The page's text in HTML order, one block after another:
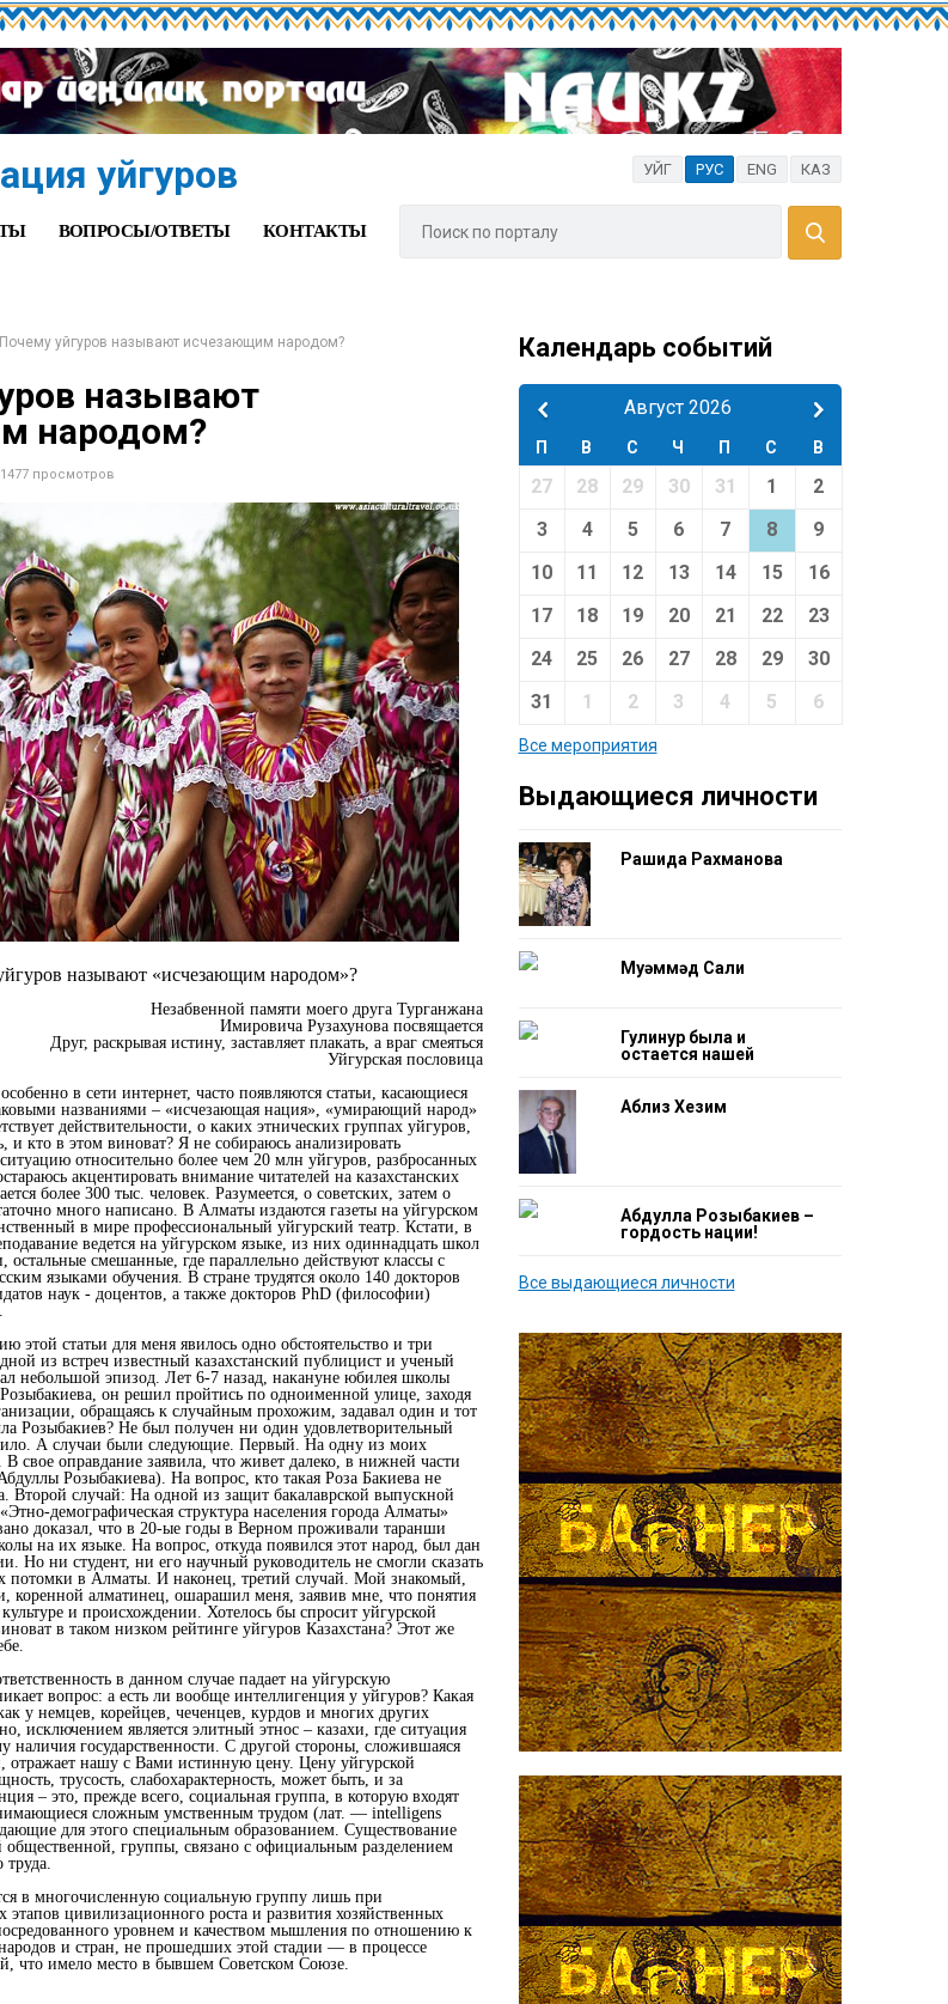
уйгуров УЙГ РУС ENG КАЗ
ВОПРОСЫ/ОТВЕТЫ КОНТАКТЫ
Почему уйгуров называют исчезающим народом?
называют
народом?
просмотров
называют «исчезающим народом»?
Незабвенной памяти моего друга Турганжана
Имировича Рузахунова посвящается
Друг, раскрывая истину, заставляет плакать, а враг смеяться
Уйгурская пословица
в сети интернет, часто появляются статьи, касающиеся
названиями – «исчезающая нация», «умирающий народ»
действительности, о каких этнических группах уйгуров,
и кто в этом виноват? Я не собираюсь анализировать
относительно более чем 20 млн уйгуров, разбросанных
акцентировать внимание читателей на казахстанских
более 300 тыс. человек. Разумеется, о советских, затем о
много написано. В Алматы издаются газеты на уйгурском
в мире профессиональный уйгурский театр. Кстати, в
ведется на уйгурском языке, из них одиннадцать школ
остальные смешанные, где параллельно действуют классы с
языками обучения. В стране трудятся около 140 докторов
наук - доцентов, а также докторов PhD (философии)
этой статьи для меня явилось одно обстоятельство и три
из встреч известный казахстанский публицист и ученый
небольшой эпизод. Лет 6-7 назад, накануне юбилея школы
он решил пройтись по одноименной улице, заходя
обращаясь к случайным прохожим, задавал один и тот
Розыбакиев? Не был получен ни один удовлетворительный
А случаи были следующие. Первый. На одну из моих
В свое оправдание заявила, что живет далеко, в нижней части
Розыбакиева). На вопрос, кто такая Роза Бакиева не
Второй случай: На одной из защит бакалаврской выпускной
демографическая структура населения города Алматы»
доказал, что в 20-ые годы в Верном проживали таранши
на их языке. На вопрос, откуда появился этот народ, был дан
Но ни студент, ни его научный руководитель не смогли сказать
потомки в Алматы. И наконец, третий случай. Мой знакомый,
коренной алматинец, ошарашил меня, заявив мне, что понятия
и происхождении. Хотелось бы спросит уйгурской
в таком низком рейтинге уйгуров Казахстана? Этот же
в данном случае падает на уйгурскую
вопрос: а есть ли вообще интеллигенция у уйгуров? Какая
у немцев, корейцев, чеченцев, курдов и многих других
исключением является элитный этнос – казахи, где ситуация
наличия государственности. С другой стороны, сложившаяся
отражает нашу с Вами истинную цену. Цену уйгурской
трусость, слабохарактерность, может быть, и за
– это, прежде всего, социальная группа, в которую входят
сложным умственным трудом (лат. — intelligens
для этого специальным образованием. Существование
общественной, группы, связано с официальным разделением
труда.
в многочисленную социальную группу лишь при
цивилизационного роста и развития хозяйственных
уровнем и качеством мышления по отношению к
и стран, не прошедших этой стадии — в процессе
что имело место в бывшем Советском Союзе.
Календарь событий
Август 2026
П В С Ч П С В
27 28 29 30 31 1
2
3
4 5 6 7 8
9
10
11 12 13 14 15
16
17
18 19 20 21 22
23
24
25 26 27 28 29
30
31
1 2 3 4 5 6
Все мероприятия
Выдающиеся личности
Рашида Рахманова
Муһәммәд Салиһ
Гулинур была и
остается нашей
Аблиз Хезим
Абдулла Розыбакиев –
гордость нации!
Все выдающиеся личности